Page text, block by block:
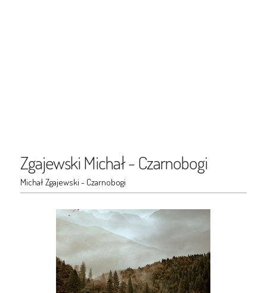
Zgajewski Michał - Czarnobogi
Michał Zgajewski - Czarnobogi